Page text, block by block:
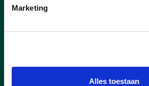
Marketing
Alles toestaan